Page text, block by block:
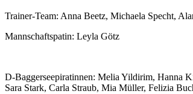
Trainer-Team: Anna Beetz, Michaela Specht,
Mannschaftspatin: Leyla Götz
D-Baggerseepiratinnen: Melia Yildirim, Hanna
Sara Stark, Carla Straub, Mia Müller, Felizia